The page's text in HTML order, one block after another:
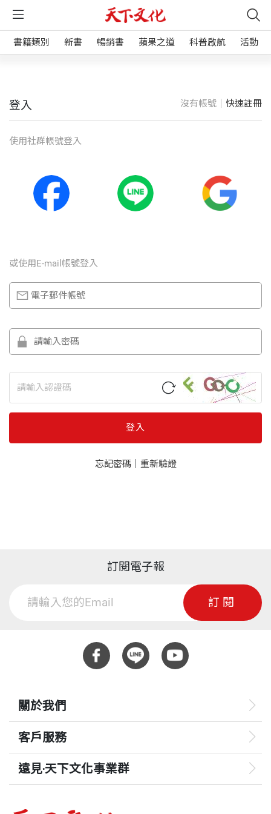
書籍類別 新書 暢銷書 蘋果之道 科普啟航 活動
登入 沒有帳號｜ 快速註冊
使⽤社群帳號登入
或使⽤E-mail帳號登入
登入
忘記密碼｜ 重新驗證
訂閱電子報
訂閱
關於我們
客戶服務
遠見‧天下文化事業群